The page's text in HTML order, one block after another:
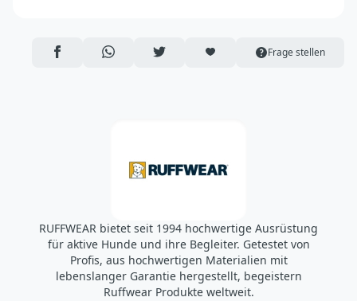
Bend, OR 97703
https://www.accapigroup.com/de
info@accapigroup.com
AUF FACEBOOK TEILEN
ÜBER WHATSAPP TEILEN
AUF TWITTER TEILENARTIKEL AUF DIE MERKLISTE
Frage stellen
RUFFWEAR bietet seit 1994 hochwertige Ausrüstung
für aktive Hunde und ihre Begleiter. Getestet von
Profis, aus hochwertigen Materialien mit
lebenslanger Garantie hergestellt, begeistern
Ruffwear Produkte weltweit.